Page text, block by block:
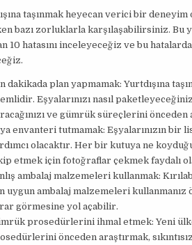
taşınmak heyecan verici bir
bazı zorluklarla karşılaşabilirsiniz. Bu
10 hatasını inceleyeceğiz ve bu
dakikada plan yapmamak: Yurtdışına
Eşyalarınızı nasıl
ve gümrük süreçlerini
envanteri tutmamak: Eşyalarınızın bir
olacaktır. Her bir kutuya ne
etmek için fotoğraflar çekmek faydalı
ambalaj malzemeleri kullanmak:
uygun ambalaj malzemeleri kullanmanız
görmesine yol açabilir.
prosedürlerini ihmal etmek: Yeni
önceden araştırmak,